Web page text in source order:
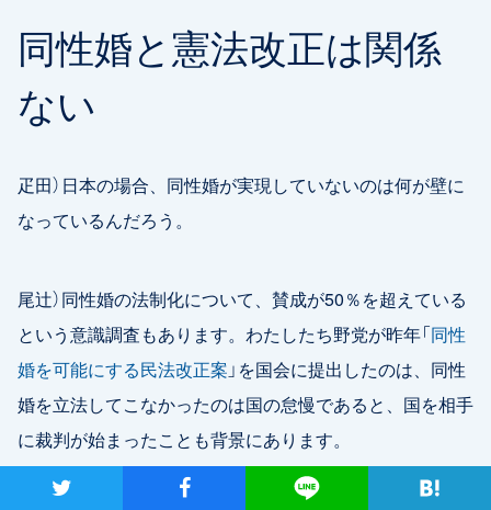
ツイート シャア Lineで送る
同性婚と憲法改正は関係
ない
疋田）日本の場合、同性婚が実現していないのは何が壁に
なっているんだろう。
尾辻）同性婚の法制化について、賛成が50％を超えている
という意識調査もあります。わたしたち野党が昨年「同性
婚を可能にする民法改正案 」を国会に提出したのは、同性
婚を立法してこなかったのは国の怠慢であると、国を相手
に裁判が始まったことも背景にあります。